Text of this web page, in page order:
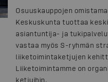
Osuuskauppojen
Keskuskunta tuottaa
asiantuntija- ja
vastaa myös S-ryhmän
liiketoimintaketjujen
Liiketoimintamme on
ketjuihin.